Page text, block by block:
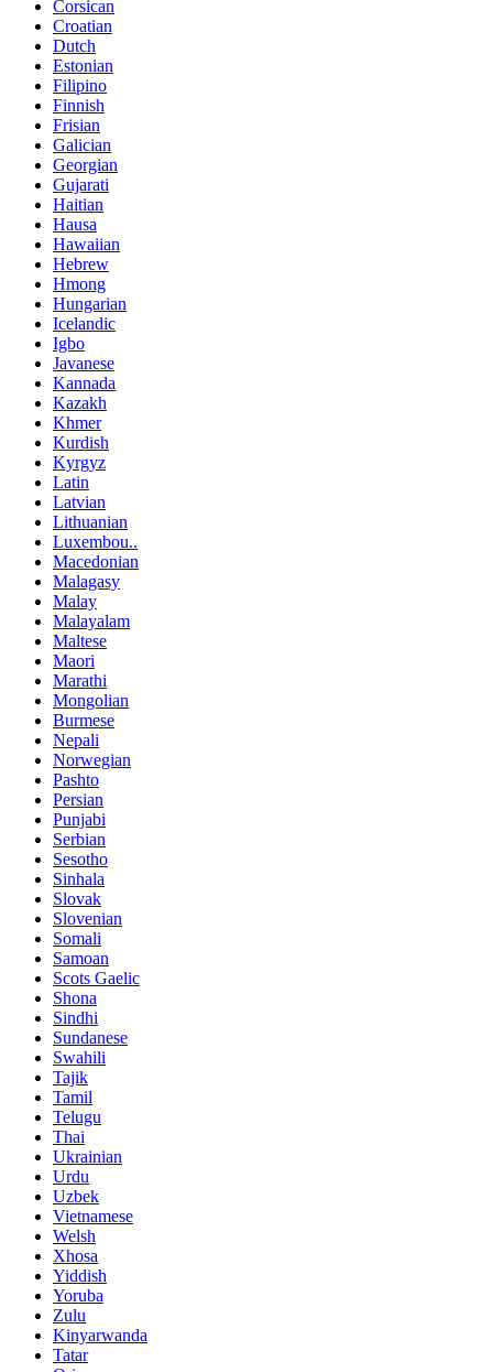
Corsican
Croatian
Dutch
Estonian
Filipino
Finnish
Frisian
Galician
Georgian
Gujarati
Haitian
Hausa
Hawaiian
Hebrew
Hmong
Hungarian
Icelandic
Igbo
Javanese
Kannada
Kazakh
Khmer
Kurdish
Kyrgyz
Latin
Latvian
Lithuanian
Luxembou..
Macedonian
Malagasy
Malay
Malayalam
Maltese
Maori
Marathi
Mongolian
Burmese
Nepali
Norwegian
Pashto
Persian
Punjabi
Serbian
Sesotho
Sinhala
Slovak
Slovenian
Somali
Samoan
Scots Gaelic
Shona
Sindhi
Sundanese
Swahili
Tajik
Tamil
Telugu
Thai
Ukrainian
Urdu
Uzbek
Vietnamese
Welsh
Xhosa
Yiddish
Yoruba
Zulu
Kinyarwanda
Tatar